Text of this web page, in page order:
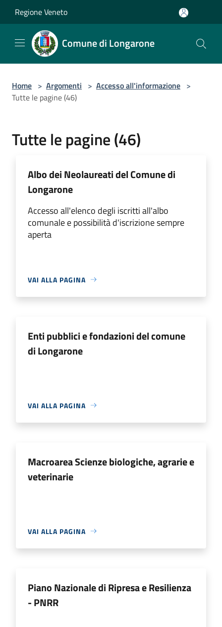
Regione Veneto
Comune di Longarone
Home > Argomenti > Accesso all'informazione >
Tutte le pagine (46)
Tutte le pagine (46)
Albo dei Neolaureati del Comune di
Longarone
Accesso all'elenco degli iscritti all'albo
comunale e possibilità d'iscrizione sempre
aperta
VAI ALLA PAGINA
Enti pubblici e fondazioni del comune
di Longarone
VAI ALLA PAGINA
Macroarea Scienze biologiche, agrarie e
veterinarie
VAI ALLA PAGINA
Piano Nazionale di Ripresa e Resilienza
- PNRR